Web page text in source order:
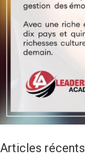
Articles récents